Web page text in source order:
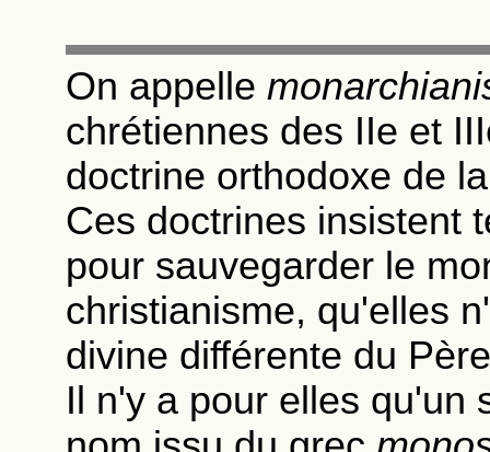
On appelle
chrétiennes des IIe et
doctrine orthodoxe de
Ces doctrines insistent
pour sauvegarder le
christianisme, qu'elles
divine différente du
Il n'y a pour elles qu'un